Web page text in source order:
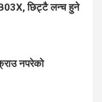
छिट्टै लन्च हुने
नपरेको